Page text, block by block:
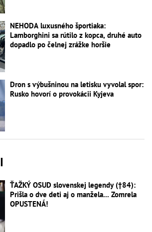
NEHODA luxusného športiaka:
Lamborghini sa rútilo z kopca, druhé auto
dopadlo po čelnej zrážke horšie
Dron s výbušninou na letisku vyvolal spor:
Rusko hovorí o provokácii Kyjeva
ŤAŽKÝ OSUD slovenskej legendy (†84):
Prišla o dve deti aj o manžela... Zomrela
OPUSTENÁ!